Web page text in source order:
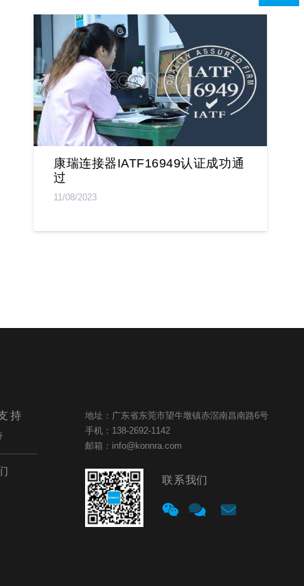
康瑞连接器IATF16949认证成功通
过
11/08/2023
持
地址：广东省东莞市望牛墩镇赤滘南昌南路6号
手机：138-2692-1142
邮箱：info@konnra.com
联系我们